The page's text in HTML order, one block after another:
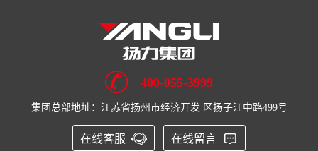
400-055-3999
集团总部地址：江苏省扬州市经济开发 区扬子江中路499号
在线客服 在线留言